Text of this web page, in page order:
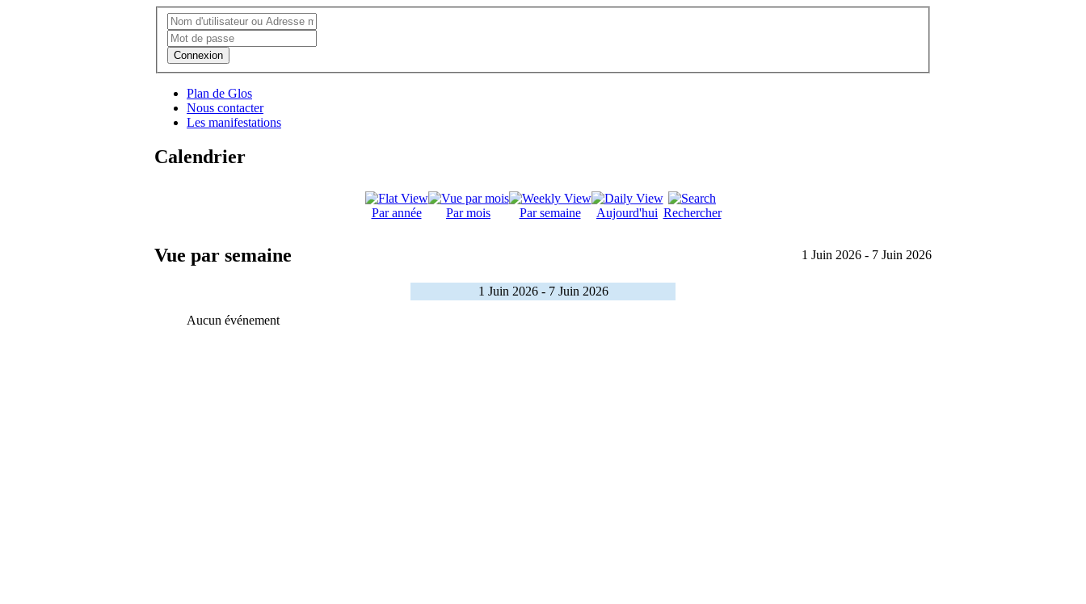
Connexion
Plan de Glos
Nous contacter
Les manifestations
Calendrier
Par année Par mois Par semaine Aujourd'hui Rechercher
Vue par semaine 1 Juin 2026 - 7 Juin 2026
1 Juin 2026 - 7 Juin 2026
Aucun événement